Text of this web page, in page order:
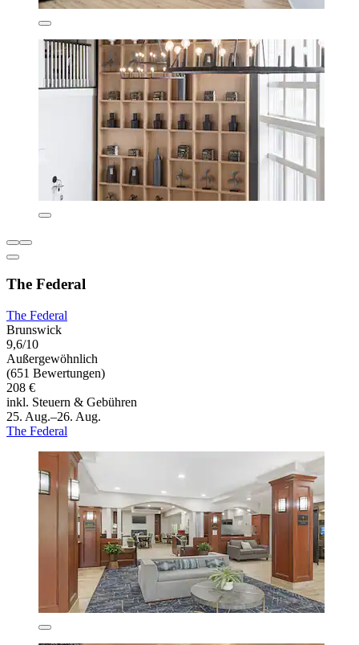
The Federal
The Federal
Brunswick
9,6/10
Außergewöhnlich
(651 Bewertungen)
208 €
inkl. Steuern & Gebühren
25. Aug.–26. Aug.
The Federal